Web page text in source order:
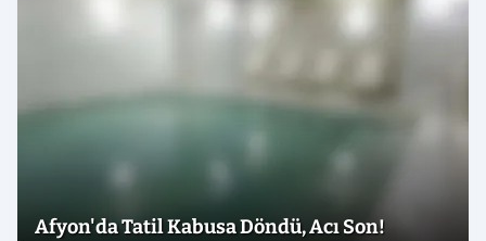
Afyon'da Tatil Kabusa Döndü, Acı Son!